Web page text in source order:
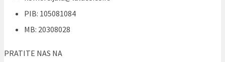
PIB: 105081084
MB: 20308028
PRATITE NAS NA